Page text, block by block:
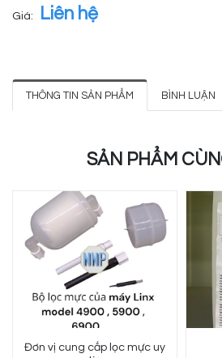
Giá: Liên hệ
THÔNG TIN SẢN PHẨM BÌNH LUẬN
SẢN PHẨM
Đơn vị cung cấp lọc mực uy